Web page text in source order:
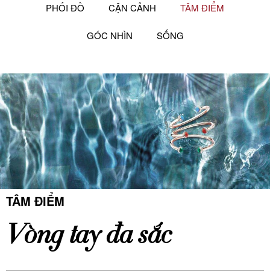
PHỐI ĐỒ CẬN CẢNH TÂM ĐIỂM
GÓC NHÌN SỐNG
TÂM ĐIỂM
Vòng tay đa sắc